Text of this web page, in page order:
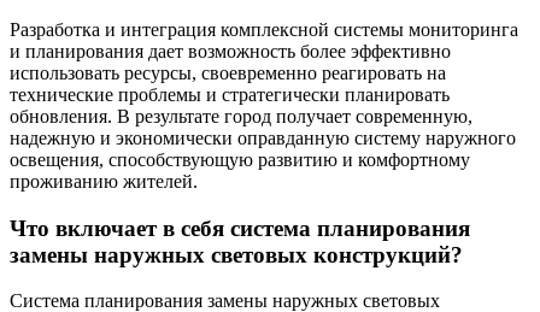
Разработка и интеграция комплексной системы мониторинга
и планирования дает возможность более эффективно
использовать ресурсы, своевременно реагировать на
технические проблемы и стратегически планировать
обновления. В результате город получает современную,
надежную и экономически оправданную систему наружного
освещения, способствующую развитию и комфортному
проживанию жителей.
Что включает в себя система планирования
замены наружных световых конструкций?
Система планирования замены наружных световых